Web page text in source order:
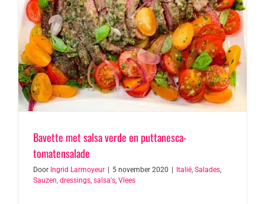
Bavette met salsa verde en puttanesca-
tomatensalade
Door Ingrid Larmoyeur 5 november 2020 Italië, Salades,
Sauzen, dressings, salsa's, Vlees